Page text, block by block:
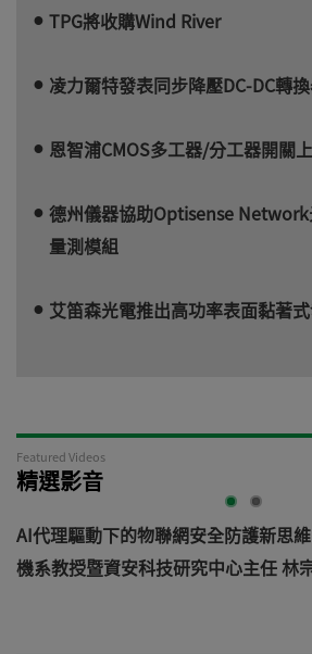
TPG將收購Wind River
凌力爾特發表同步降壓DC-DC轉
恩智浦CMOS多工器/分工器開關
德州儀器協助Optisense
量測模組
艾笛森光電推出高功率表面黏著
Featured Videos
精選影音
AI代理驅動下的物聯網安全防護新思
機系教授暨資安科技研究中心主任 林